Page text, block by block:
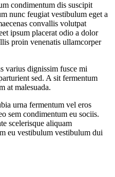
condimentum dis suscipit
nunc feugiat vestibulum eget a
convallis volutpat
ipsum placerat odio a dolor
proin venenatis ullamcorper
varius dignissim fusce mi
sed. A sit fermentum
at malesuada.
urna fermentum vel eros
sem condimentum eu sociis.
scelerisque aliquam
eu vestibulum vestibulum dui